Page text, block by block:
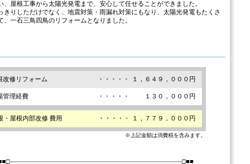
、屋根工事から太陽光発電まで、安心して任せることができました。
きりしただけでなく、地震対策・雨漏れ対策にもなり、太陽光発電もたくさ
、一石三鳥四鳥のリフォームとなりました。
修リフォーム ・・・・・ １，６４９，０００円
理経費 ・・・・・ １３０，０００円
屋根内部改修 費用 ・・・・・ １，７７９，０００円
※上記金額は消費税を含みます。